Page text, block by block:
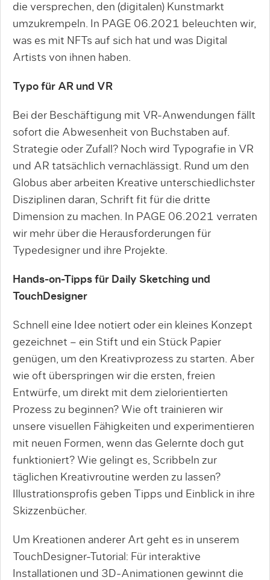
die versprechen, den (digitalen) Kunst­markt
umzukrempeln. In PAGE 06.2021 beleuchten wir,
was es mit NFTs auf sich hat und was Digital
Artists von ihnen haben.
Typo für AR und VR
Bei der Beschäftigung mit VR-Anwendungen fällt
sofort die Abwesenheit von Buchstaben auf.
Strategie oder Zufall? Noch wird Typografie in VR
und AR tatsächlich vernachlässigt. Rund um den
Globus aber arbeiten Kreative unterschiedlichster
Disziplinen daran, Schrift fit für die dritte
Dimension zu machen. In PAGE 06.2021 verraten
wir mehr über die Herausforderungen für
Typedesigner und ihre Projekte.
Hands-on-Tipps für Daily Sketching und
TouchDesigner
Schnell eine Idee notiert oder ein kleines Konzept
gezeichnet – ein Stift und ein Stück Papier
genügen, um den Kreativprozess zu starten. Aber
wie oft überspringen wir die ersten, freien
Entwürfe, um direkt mit dem zielorientierten
Prozess zu beginnen? Wie oft trainieren wir
unsere visuellen Fähigkeiten und experimentieren
mit neuen Formen, wenn das Gelernte doch gut
funktioniert? Wie gelingt es, Scribbeln zur
täglichen Kreativroutine werden zu lassen?
Illustrationsprofis geben Tipps und Einblick in ihre
Skizzenbücher.
Um Kreationen anderer Art geht es in unserem
TouchDesigner-Tutorial: Für interaktive
Installationen und 3D-Animationen gewinnt die